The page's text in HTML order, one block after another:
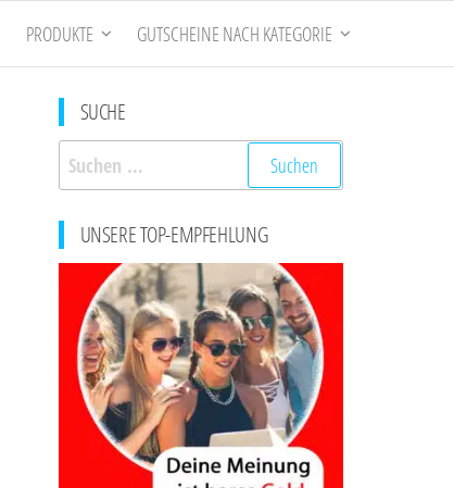
PRODUKTE GUTSCHEINE NACH KATEGORIE
SUCHE
Suchen
nach:
UNSERE TOP-EMPFEHLUNG